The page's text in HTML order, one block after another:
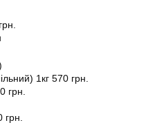
1кг 570 грн.
грн.